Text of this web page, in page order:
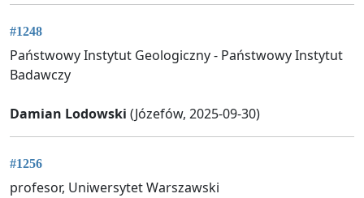
#1248
Państwowy Instytut Geologiczny - Państwowy Instytut
Badawczy
Damian Lodowski (Józefów, 2025-09-30)
#1256
profesor, Uniwersytet Warszawski